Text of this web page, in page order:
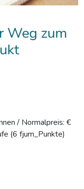
Weg zum
/ Normalpreis: €
(6 fjum_Punkte)